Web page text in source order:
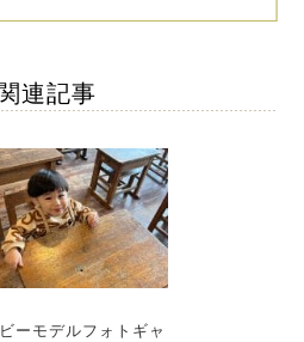
連記事
ーモデルフォトギャ